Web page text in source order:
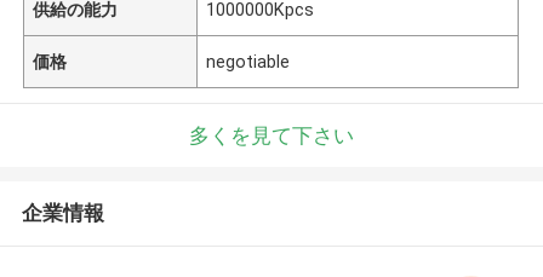
供給の能力 1000000Kpcs
価格 negotiable
多くを見て下さい
企業情報